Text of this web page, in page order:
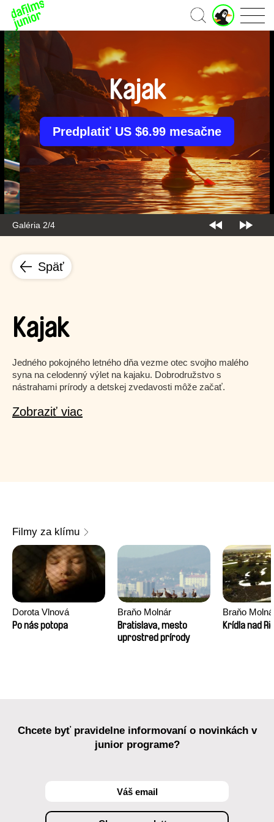
Domov
J
u
o
r
č
e
Galéria 2/4
Kajak
Predplatiť US $6.99 mesačne
Späť
Kajak
Jedného pokojného letného dňa vezme otec svojho malého
syna na celodenný výlet na kajaku. Dobrodružstvo s
nástrahami prírody a detskej zvedavosti môže začať.
Zobraziť viac
Filmy za klímu
Dorota Vlnová
Po nás potopa
Braňo Molnár
Bratislava, mesto
uprostred prírody
Braňo
Krídla nad
Chcete byť pravidelne informovaní o novinkách v
junior programe?